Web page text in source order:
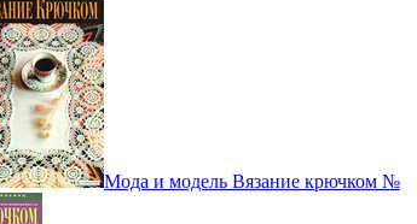
Мода и модель Вязание крючком №